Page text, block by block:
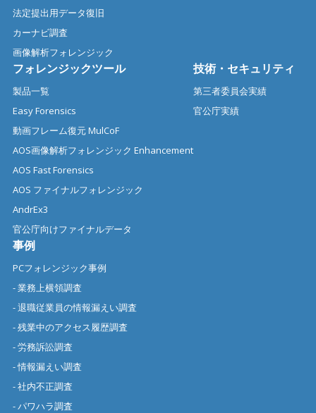
法定提出用データ復旧
カーナビ調査
画像解析フォレンジック
フォレンジックツール
製品一覧
Easy Forensics
動画フレーム復元 MulCoF
AOS画像解析フォレンジック Enhancement
AOS Fast Forensics
AOS ファイナルフォレンジック
AndrEx3
官公庁向けファイナルデータ
技術・セキュリティ
第三者委員会実績
官公庁実績
事例
PCフォレンジック事例
- 業務上横領調査
- 退職従業員の情報漏えい調査
- 残業中のアクセス履歴調査
- 労務訴訟調査
- 情報漏えい調査
- 社内不正調査
- パワハラ調査